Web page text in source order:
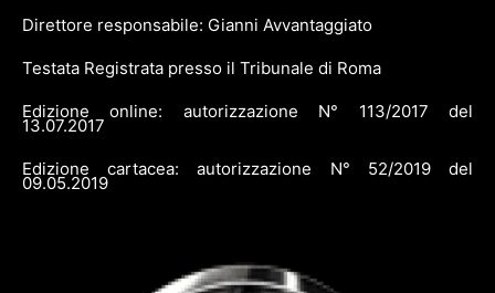
Direttore responsabile: Gianni Avvantaggiato
Testata Registrata presso il Tribunale di Roma
Edizione online: autorizzazione N° 113/2017 del
13.07.2017
Edizione cartacea: autorizzazione N° 52/2019 del
09.05.2019